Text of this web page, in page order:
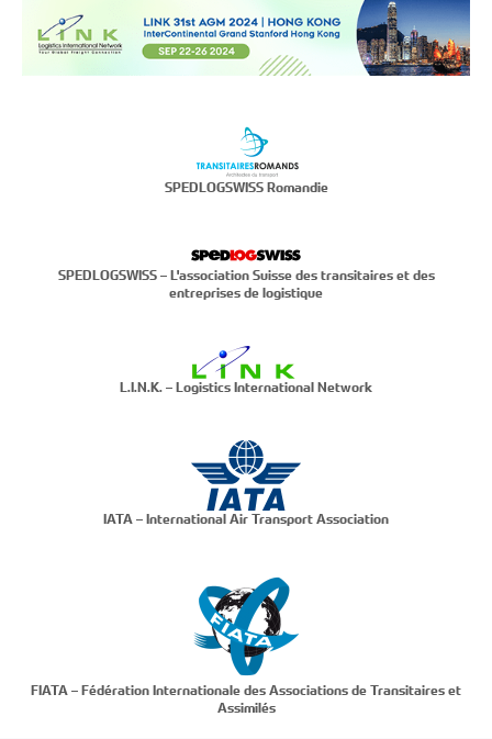
SPEDLOGSWISS Romandie
SPEDLOGSWISS – L'association Suisse des transitaires et des
entreprises de logistique
L.I.N.K. – Logistics International Network
IATA – International Air Transport Association
FIATA – Fédération Internationale des Associations de Transitaires et
Assimilés